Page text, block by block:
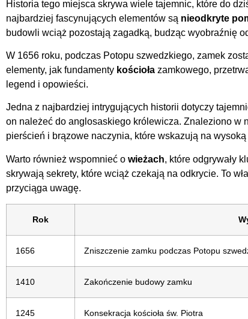
Historia tego miejsca skrywa wiele tajemnic, które do
najbardziej fascynujących elementów są nieodkryte
budowli wciąż pozostają zagadką, budząc wyobraźnię
W 1656 roku, podczas Potopu szwedzkiego, zamek
elementy, jak fundamenty kościoła zamkowego,
legend i opowieści.
Jedna z najbardziej intrygujących historii dotyczy
on należeć do anglosaskiego królewicza. Znaleziono w
pierścień i brązowe naczynia, które wskazują na wysoką
Warto również wspomnieć o wieżach, które odgrywały
skrywają sekrety, które wciąż czekają na odkrycie. To
przyciąga uwagę.
Rok
1656 Zniszczenie zamku podczas Potopu
1410 Zakończenie budowy zamku
1245 Konsekracja kościoła św. Piotra